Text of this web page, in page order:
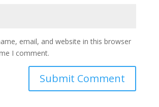
email, and website in this browser
I comment.